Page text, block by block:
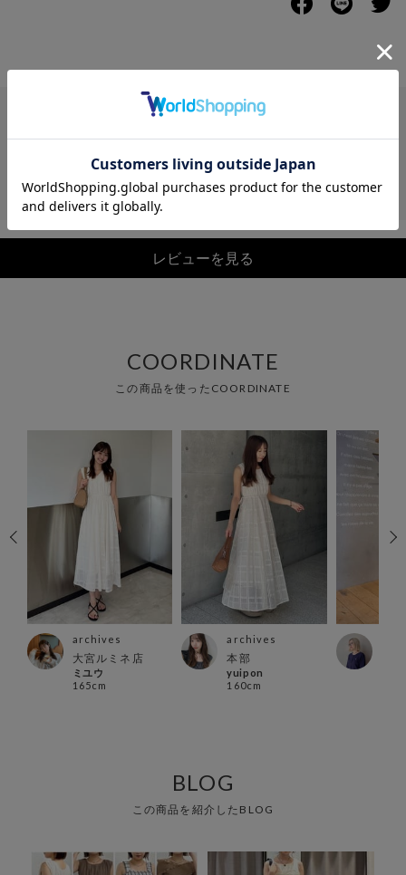
レビュー
レビューを見る
COORDINATE
この商品を使ったCOORDINATE
archives
大宮ルミネ店
ミユウ
165cm
archives
本部
yuipon
160cm
BLOG
この商品を紹介したBLOG